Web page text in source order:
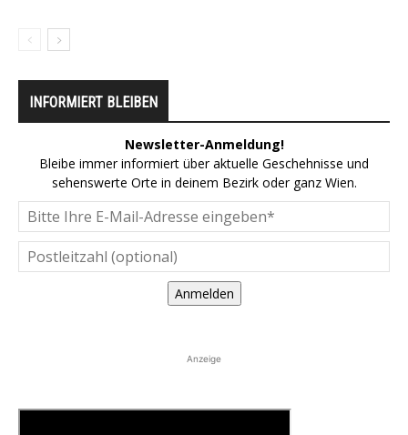
INFORMIERT BLEIBEN
Newsletter-Anmeldung!
Bleibe immer informiert über aktuelle Geschehnisse und
sehenswerte Orte in deinem Bezirk oder ganz Wien.
Anmelden
Anzeige